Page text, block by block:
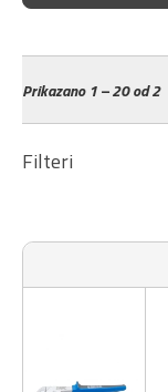
Prikazano1 – 20 od 2
Filteri